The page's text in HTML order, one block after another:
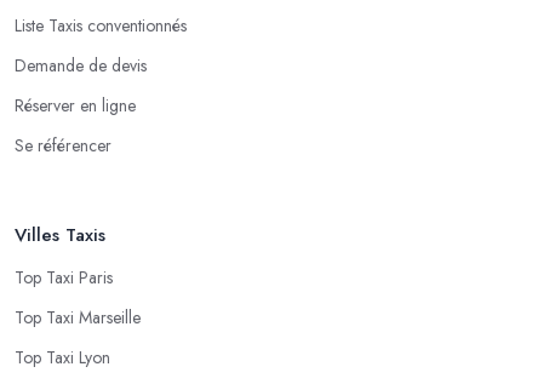
Liste Taxis conventionnés
Demande de devis
Réserver en ligne
Se référencer
Villes Taxis
Top Taxi Paris
Top Taxi Marseille
Top Taxi Lyon